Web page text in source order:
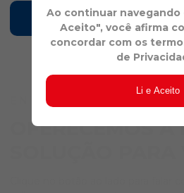
Cartilha Segurança
ENTRE EM CONTATO
OFERECEMOS
Ao continuar navegando
Aceito", você afirma
concordar com os
de
Li e Aceito